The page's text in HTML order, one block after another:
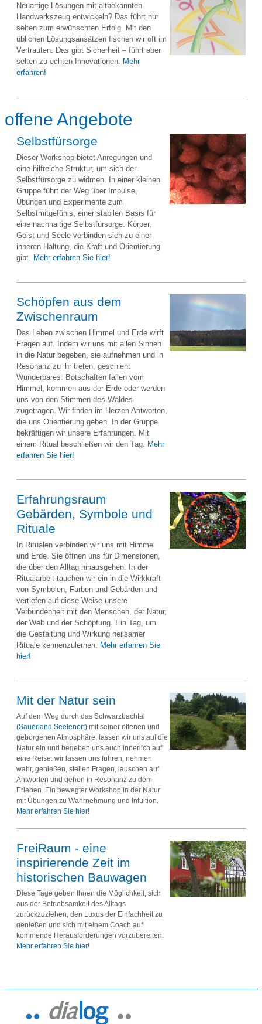
Neuartige Lösungen mit altbekannten
Handwerkszeug entwickeln? Das führt nur
selten zum erwünschten Erfolg. Mit den
üblichen Lösungsansätzen fischen wir oft im
Vertrauten. Das gibt Sicherheit – führt aber
selten zu echten Innovationen. Mehr
erfahren!
offene Angebote
Selbstfürsorge
Dieser Workshop bietet Anregungen und
eine hilfreiche Struktur, um sich der
Selbstfürsorge zu widmen. In einer kleinen
Gruppe führt der Weg über Impulse,
Übungen und Experimente zum
Selbstmitgefühls, einer stabilen Basis für
eine nachhaltige Selbstfürsorge. Körper,
Geist und Seele verbinden sich zu einer
inneren Haltung, die Kraft und Orientierung
gibt. Mehr erfahren Sie hier!
Schöpfen aus dem
Zwischenraum
Das Leben zwischen Himmel und Erde wirft
Fragen auf. Indem wir uns mit allen Sinnen
in die Natur begeben, sie aufnehmen und in
Resonanz zu ihr treten, geschieht
Wunderbares: Botschaften fallen vom
Himmel, kommen aus der Erde oder werden
uns von den Stimmen des Waldes
zugetragen. Wir finden im Herzen Antworten,
die uns Orientierung geben. In der Gruppe
bekräftigen wir unsere Erfahrungen. Mit
einem Ritual beschließen wir den Tag. Mehr
erfahren Sie hier!
Erfahrungsraum
Gebärden, Symbole und
Rituale
In Ritualen verbinden wir uns mit Himmel
und Erde. Sie öffnen uns für Dimensionen,
die über den Alltag hinausgehen. In der
Ritualarbeit tauchen wir ein in die Wirkkraft
von Symbolen, Farben und Gebärden und
vertiefen auf diese Weise unsere
Verbundenheit mit den Menschen, der Natur,
der Welt und der Schöpfung. Ein Tag, um
die Gestaltung und Wirkung heilsamer
Rituale kennenzulernen. Mehr erfahren Sie
hier!
Mit der Natur sein
Auf dem Weg durch das Schwarzbachtal
(Sauerland.Seelenort) mit seiner offenen und
geborgenen Atmosphäre, lassen wir uns auf die
Natur ein und begeben uns auch innerlich auf
eine Reise: wir lassen uns führen, nehmen
wahr, genießen, stellen Fragen, lauschen auf
Antworten und gehen in Resonanz zu dem
Erleben. Ein bewegter Workshop in der Natur
mit Übungen zu Wahrnehmung und Intuition.
Mehr erfahren Sie hier!
FreiRaum - eine
inspirierende Zeit im
historischen Bauwagen
Diese Tage geben Ihnen die Möglichkeit, sich
aus der Betriebsamkeit des Alltags
zurückzuziehen, den Luxus der Einfachheit zu
genießen und sich mit einem Coach auf
kommende Herausforderungen vorzubereiten.
Mehr erfahren Sie hier!